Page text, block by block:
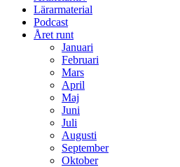
Lärarmaterial
Podcast
Året runt
Januari
Februari
Mars
April
Maj
Juni
Juli
Augusti
September
Oktober